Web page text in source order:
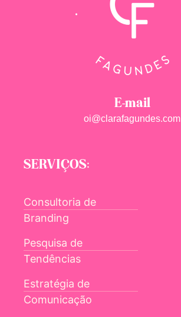
E-mail
oi@clarafagundes.com
SERVIÇOS:
Consultoria de
Branding
Pesquisa de
Tendências
Estratégia de
Comunicação